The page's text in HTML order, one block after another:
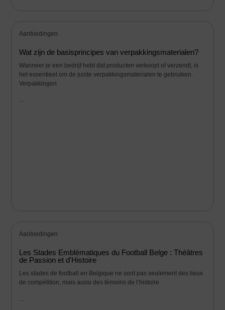
Aanbiedingen
Wat zijn de basisprincipes van verpakkingsmaterialen?
Wanneer je een bedrijf hebt dat producten verkoopt of verzendt, is
het essentieel om de juiste verpakkingsmaterialen te gebruiken.
Verpakkingen
...
Aanbiedingen
Les Stades Emblématiques du Football Belge : Théâtres
de Passion et d'Histoire
Les stades de football en Belgique ne sont pas seulement des lieux
de compétition, mais aussi des témoins de l’histoire